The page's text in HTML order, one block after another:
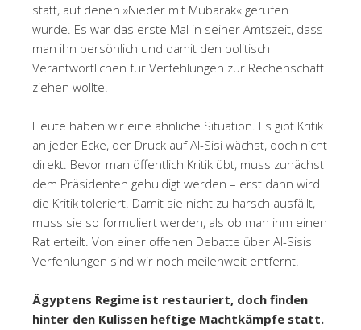
statt, auf denen »Nieder mit Mubarak« gerufen
wurde. Es war das erste Mal in seiner Amtszeit, dass
man ihn persönlich und damit den politisch
Verantwortlichen für Verfehlungen zur Rechenschaft
ziehen wollte.
Heute haben wir eine ähnliche Situation. Es gibt Kritik
an jeder Ecke, der Druck auf Al-Sisi wächst, doch nicht
direkt. Bevor man öffentlich Kritik übt, muss zunächst
dem Präsidenten gehuldigt werden – erst dann wird
die Kritik toleriert. Damit sie nicht zu harsch ausfällt,
muss sie so formuliert werden, als ob man ihm einen
Rat erteilt. Von einer offenen Debatte über Al-Sisis
Verfehlungen sind wir noch meilenweit entfernt.
Ägyptens Regime ist restauriert, doch finden
hinter den Kulissen heftige Machtkämpfe statt.